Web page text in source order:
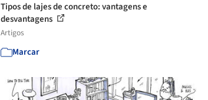
Tipos de lajes de concreto: vantagens e
desvantagens
Artigos
Marcar